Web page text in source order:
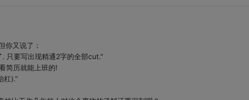
你又说了：
只要写出现精通2字的全部cut."
简历就能上班的!
杠).”